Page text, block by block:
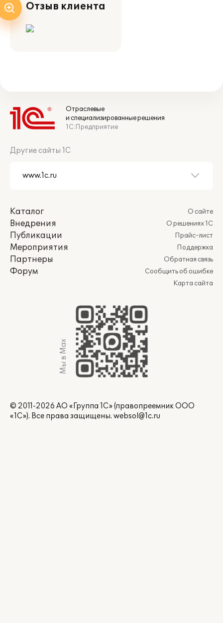
Отзыв клиента
Отраслевые
и специализированные решения
1С:Предприятие
Другие сайты 1С
Каталог
Внедрения
Публикации
Мероприятия
Партнеры
Форум
О сайте
О решениях 1С
Прайс-лист
Поддержка
Обратная связь
Сообщить об ошибке
Карта сайта
Мы в Max
© 2011-2026 АО «Группа 1С» (правопреемник ООО
«1С»). Все права защищены. websol@1c.ru